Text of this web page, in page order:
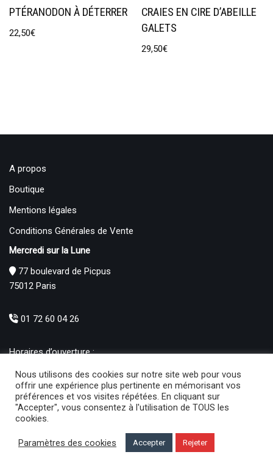
PTÉRANODON À DÉTERRER
22,50€
CRAIES EN CIRE D’ABEILLE
GALETS
29,50€
A propos
Boutique
Mentions légales
Conditions Générales de Vente
Mercredi sur la Lune
77 boulevard de Picpus
75012 Paris
01 72 60 04 26
Horaires d’ouverture :
Mercredi au Samedi : 10h30 – 19h00
Produits
Nous utilisons des cookies sur notre site web pour vous
offrir une expérience plus pertinente en mémorisant vos
préférences et vos visites répétées. En cliquant sur
"Accepter", vous consentez à l'utilisation de TOUS les
cookies.
Paramètres des cookies Accepter Rejeter